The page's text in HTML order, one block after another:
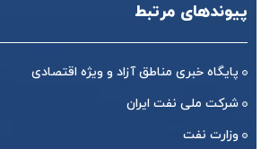
پیوندهای مرتبط
پایگاه خبری مناطق آزاد و ویژه اقتصادی
شرکت ملی نفت ایران
وزارت نفت